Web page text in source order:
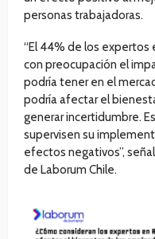
personas trabajadoras.
“El 44% de los expertos
con preocupación el
podría tener en el
podría afectar el
generar incertidumbre.
supervisen su
efectos negativos”,
de Laborum Chile.